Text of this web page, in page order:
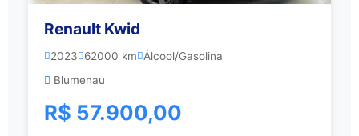
Renault Kwid
2023 62000 km
Álcool/Gasolina
Blumenau
R$ 57.900,00